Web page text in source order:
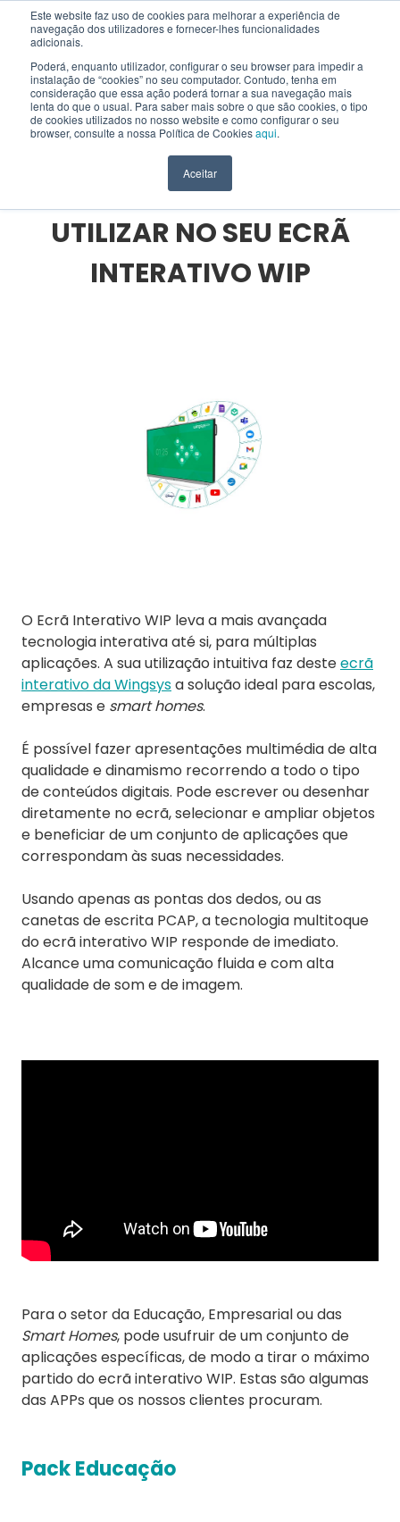
Este website faz uso de cookies para melhorar a experiência de
navegação dos utilizadores e fornecer-lhes funcionalidades
adicionais.
Poderá, enquanto utilizador, configurar o seu browser para impedir a
instalação de “cookies” no seu computador. Contudo, tenha em
consideração que essa ação poderá tornar a sua navegação mais
lenta do que o usual. Para saber mais sobre o que são cookies, o tipo
de cookies utilizados no nosso website e como configurar o seu
browser, consulte a nossa Política de Cookiesaqui.
Aceitar
EN
HOME > BLOG > SOLUÇÕES INTERATIVAS >
20 APLICAÇÕES QUE PODE UTILIZAR NO SEU ECRÃ INTERATIVO WIP
20 APLICAÇÕES QUE PODE
UTILIZAR NO SEU ECRÃ
INTERATIVO WIP
O Ecrã Interativo WIP leva a mais avançada
tecnologia interativa até si, para múltiplas
aplicações. A sua utilização intuitiva faz desteecrã
interativo da Wingsysa solução ideal para escolas,
empresas e smart homes.
É possível fazer apresentações multimédia de alta
qualidade e dinamismo recorrendo a todo o tipo
de conteúdos digitais. Pode escrever ou desenhar
diretamente no ecrã, selecionar e ampliar objetos
e beneficiar de um conjunto de aplicações que
correspondam às suas necessidades.
Usando apenas as pontas dos dedos, ou as
canetas de escrita PCAP, a tecnologia multitoque
do ecrã interativo WIP responde de imediato.
Alcance uma comunicação fluida e com alta
qualidade de som e de imagem.
Para o setor da Educação, Empresarial ou das
Smart Homes, pode usufruir de um conjunto de
aplicações específicas, de modo a tirar o máximo
partido do ecrã interativo WIP. Estas são algumas
das APPs que os nossos clientes procuram.
Pack Educação